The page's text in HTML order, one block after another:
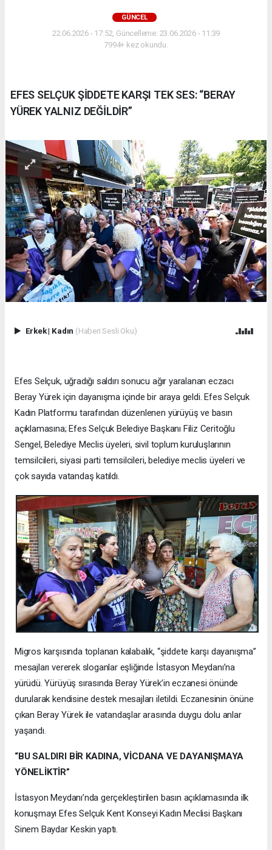
GÜNCEL
22.06.2026 - 17:52, Güncelleme: 23.06.2026 - 11:39
7994+ kez okundu.
EFES SELÇUK ŞİDDETE KARŞI TEK SES: “BERAY
YÜREK YALNIZ DEĞİLDİR”
Erkek| Kadın (Haberi Sesli Oku)
Efes Selçuk, uğradığı saldırı sonucu ağır yaralanan eczacı
Beray Yürek için dayanışma içinde bir araya geldi. Efes Selçuk
Kadın Platformu tarafından düzenlenen yürüyüş ve basın
açıklamasına; Efes Selçuk Belediye Başkanı Filiz Ceritoğlu
Sengel, Belediye Meclis üyeleri, sivil toplum kuruluşlarının
temsilcileri, siyasi parti temsilcileri, belediye meclis üyeleri ve
çok sayıda vatandaş katıldı.
Migros karşısında toplanan kalabalık, “şiddete karşı dayanışma”
mesajları vererek sloganlar eşliğinde İstasyon Meydanı’na
yürüdü. Yürüyüş sırasında Beray Yürek’in eczanesi önünde
durularak kendisine destek mesajları iletildi. Eczanesinin önüne
çıkan Beray Yürek ile vatandaşlar arasında duygu dolu anlar
yaşandı.
“BU SALDIRI BİR KADINA, VİCDANA VE DAYANIŞMAYA
YÖNELİKTİR”
İstasyon Meydanı’nda gerçekleştirilen basın açıklamasında ilk
konuşmayı Efes Selçuk Kent Konseyi Kadın Meclisi Başkanı
Sinem Baydar Keskin yaptı.